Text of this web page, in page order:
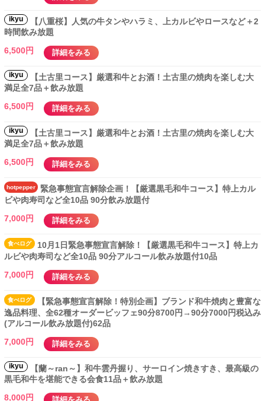
ikyu
【八重桜】人気の牛タンやハラミ、上カルビやロースなど＋2
時間飲み放題
6,500円
詳細をみる
ikyu
【土古里コース】厳選和牛とお酒！土古里の焼肉を楽しむ大
満足全7品＋飲み放題
6,500円
詳細をみる
ikyu
【土古里コース】厳選和牛とお酒！土古里の焼肉を楽しむ大
満足全7品＋飲み放題
6,500円
詳細をみる
hotpepper
緊急事態宣言解除企画！【厳選黒毛和牛コース】特上カル
ビや肉寿司など全10品 90分飲み放題付
7,000円
詳細をみる
食べログ
10月1日緊急事態宣言解除！【厳選黒毛和牛コース】特上カ
ルビや肉寿司など全10品 90分アルコール飲み放題付10品
7,000円
詳細をみる
食べログ
【緊急事態宣言解除！特別企画】ブランド和牛焼肉と豊富な
逸品料理、全62種オーダービッフェ90分8700円→90分7000円税込み
(アルコール飲み放題付)62品
7,000円
詳細をみる
ikyu
【蘭～ran～】和牛雲丹握り、サーロイン焼きすき、最高級の
黒毛和牛を堪能できる会食11品＋飲み放題
8,000円